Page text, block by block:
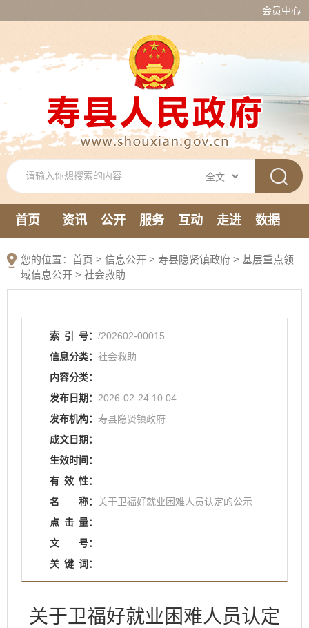
会员中心
首页 资讯 公开 服务 互动 走进
数据
您的位置： 首页 > 信息公开 > 寿县隐贤镇政府 > 基层重点领
域信息公开 > 社会救助
索 引 号： /202602-00015
信息分类： 社会救助
内容分类：
发布日期： 2026-02-24 10:04
发布机构： 寿县隐贤镇政府
成文日期：
生效时间：
有 效 性：
名
称： 关于卫福好就业困难人员认定的公示
点 击 量：
文
号：
关 键 词：
关于卫福好就业困难人员认定